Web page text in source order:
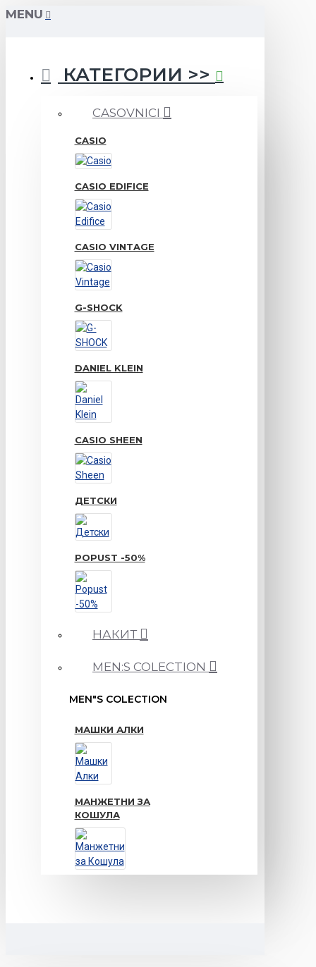
MENU
КАТЕГОРИИ >>
CASOVNICI
CASIO
CASIO EDIFICE
CASIO VINTAGE
G-SHOCK
DANIEL KLEIN
CASIO SHEEN
ДЕТСКИ
POPUST -50%
НАКИТ
MEN:S COLECTION
MEN"S COLECTION
МАШКИ АЛКИ
МАНЖЕТНИ ЗА
КОШУЛА